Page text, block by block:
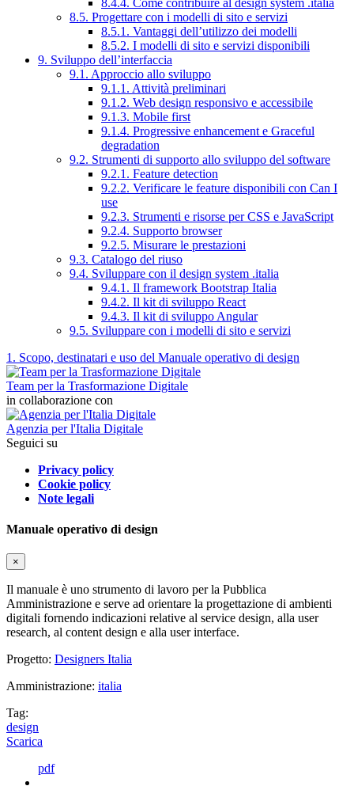
8.5. Progettare con i modelli di sito e servizi
8.5.1. Vantaggi dell’utilizzo dei modelli
8.5.2. I modelli di sito e servizi disponibili
9. Sviluppo dell’interfaccia
9.1. Approccio allo sviluppo
9.1.1. Attività preliminari
9.1.2. Web design responsivo e accessibile
9.1.3. Mobile first
9.1.4. Progressive enhancement e Graceful
degradation
9.2. Strumenti di supporto allo sviluppo del software
9.2.1. Feature detection
9.2.2. Verificare le feature disponibili con Can I
use
9.2.3. Strumenti e risorse per CSS e JavaScript
9.2.4. Supporto browser
9.2.5. Misurare le prestazioni
9.3. Catalogo del riuso
9.4. Sviluppare con il design system .italia
9.4.1. Il framework Bootstrap Italia
9.4.2. Il kit di sviluppo React
9.4.3. Il kit di sviluppo Angular
9.5. Sviluppare con i modelli di sito e servizi
1. Scopo, destinatari e uso del Manuale operativo di design
Team per la Trasformazione Digitale
in collaborazione con
Agenzia per l'Italia Digitale
Seguici su
Privacy policy
Cookie policy
Note legali
Manuale operativo di design
×
Il manuale è uno strumento di lavoro per la Pubblica
Amministrazione e serve ad orientare la progettazione di ambienti
digitali fornendo indicazioni relative al service design, alla user
research, al content design e alla user interface.
Progetto: Designers Italia
Amministrazione: italia
Tag:
design
Scarica
pdf